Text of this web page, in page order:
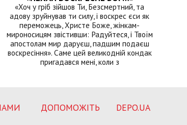
«Хоч у гріб зійшов Ти, Безсмертний, та
адову зруйнував ти силу, і воскрес єси як
переможець, Христе Боже, жінкам-
мироносицям звістивши: Радуйтеся, і Твоїм
апостолам мир даруєш, падшим подаєш
воскресіння». Саме цей великодній кондак
пригадався мені, коли з
ДОПОМОЖІТЬ DEPO.UA